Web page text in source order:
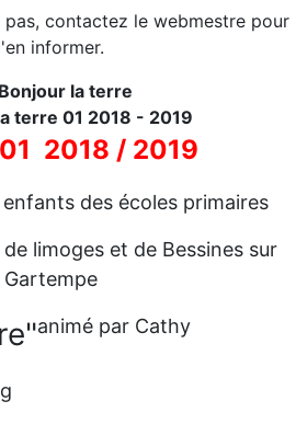
contactez le webmestre pour
informer.
Bonjour la terre
terre 01 2018 - 2019
2018 / 2019
des écoles primaires
limoges et de Bessines sur
Gartempe
animé par Cathy